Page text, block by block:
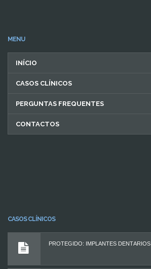
MENU
INÍCIO
CASOS CLÍNICOS
PERGUNTAS FREQUENTES
CONTACTOS
CASOS CLÍNICOS
PROTEGIDO: IMPLANTES DENTÁRIOS